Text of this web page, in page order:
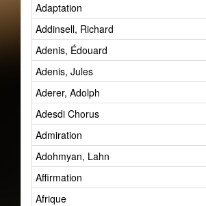
Adaptation
Addinsell, Richard
Adenis, Édouard
Adenis, Jules
Aderer, Adolph
Adesdi Chorus
Admiration
Adohmyan, Lahn
Affirmation
Afrique